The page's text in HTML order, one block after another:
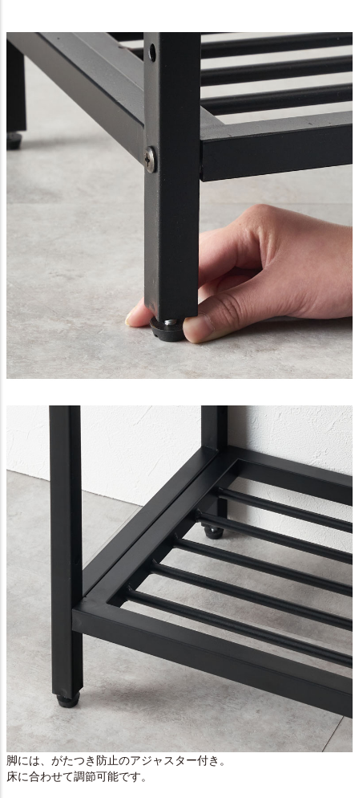
脚には、がたつき防止のアジャスター付き。
床に合わせて調節可能です。